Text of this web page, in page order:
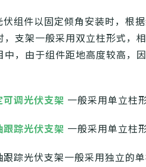
伏组件以固定倾角安装时，根
，支架一般采用双立柱形式，
中，由于组件距地高度较高，
可调光伏支架 一般采用单立柱
跟踪光伏支架 一般采用单立柱
踪光伏支架一般采用独立的